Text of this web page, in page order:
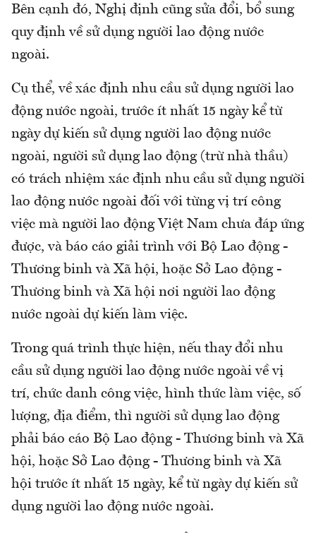
Bên cạnh đó, Nghị định cũng sửa đổi, bổ sung
quy định về sử dụng người lao động nước
ngoài.
Cụ thể, về xác định nhu cầu sử dụng người lao
động nước ngoài, trước ít nhất 15 ngày kể từ
ngày dự kiến sử dụng người lao động nước
ngoài, người sử dụng lao động (trừ nhà thầu)
có trách nhiệm xác định nhu cầu sử dụng người
lao động nước ngoài đối với từng vị trí công
việc mà người lao động Việt Nam chưa đáp ứng
được, và báo cáo giải trình với Bộ Lao động -
Thương binh và Xã hội, hoặc Sở Lao động -
Thương binh và Xã hội nơi người lao động
nước ngoài dự kiến làm việc.
Trong quá trình thực hiện, nếu thay đổi nhu
cầu sử dụng người lao động nước ngoài về vị
trí, chức danh công việc, hình thức làm việc, số
lượng, địa điểm, thì người sử dụng lao động
phải báo cáo Bộ Lao động - Thương binh và Xã
hội, hoặc Sở Lao động - Thương binh và Xã
hội trước ít nhất 15 ngày, kể từ ngày dự kiến sử
dụng người lao động nước ngoài.